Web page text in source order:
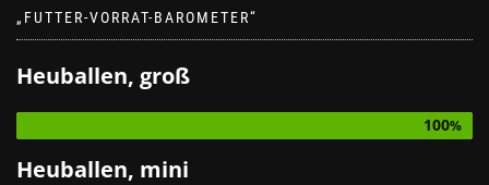
„FUTTER-VORRAT-BAROMETER“
Heuballen, groß
100
Heuballen, mini